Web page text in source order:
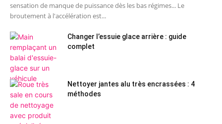
sensation de manque de puissance dès les bas régimes... Le
broutement à l'accélération est...
Changer l’essuie glace arrière : guide
complet
Nettoyer jantes alu très encrassées : 4
méthodes